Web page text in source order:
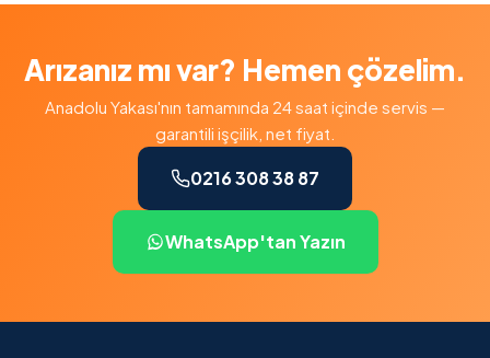
Arızanız mı var? Hemen çözelim.
Anadolu Yakası'nın tamamında 24 saat içinde servis —
garantili işçilik, net fiyat.
0216 308 38 87
WhatsApp'tan Yazın